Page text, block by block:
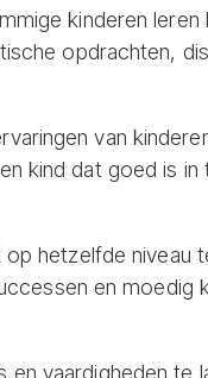
kinderen
opdrachten,
van
kind dat goed is
hetzelfde
en